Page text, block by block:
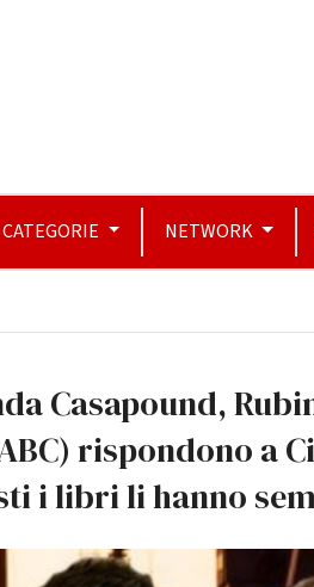
CATEGORIE NETWORK
Casapound,
rispondono a
i libri li hanno